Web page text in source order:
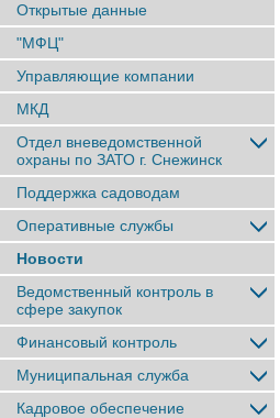
Открытые данные
"МФЦ"
Управляющие компании
МКД
Отдел вневедомственной
охраны по ЗАТО г. Снежинск
Поддержка садоводам
Оперативные службы
Новости
Ведомственный контроль в
сфере закупок
Финансовый контроль
Муниципальная служба
Кадровое обеспечение